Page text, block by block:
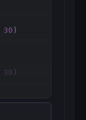
30 )
30 )